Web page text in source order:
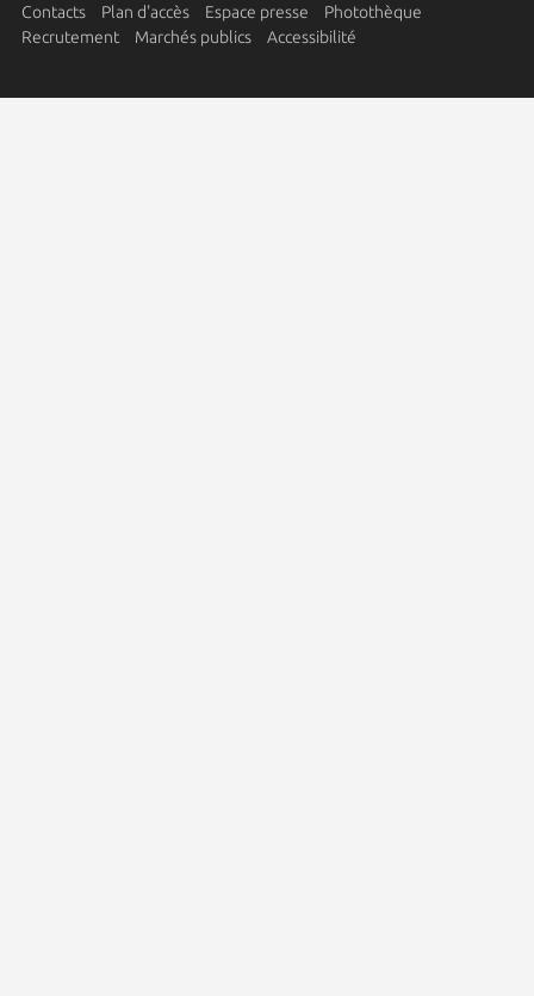
Contacts Plan d'accès Espace presse
Photothèque
Recrutement
Marchés publics Accessibilité